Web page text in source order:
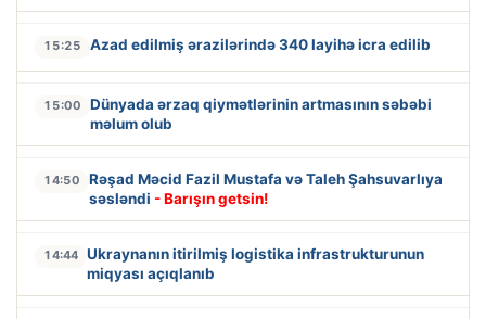
15:25 Azad edilmiş ərazilərində 340 layihə icra edilib
15:00
Dünyada ərzaq qiymətlərinin artmasının səbəbi
məlum olub
14:50
Rəşad Məcid Fazil Mustafa və Taleh Şahsuvarlıya
səsləndi - Barışın getsin!
14:44 Ukraynanın itirilmiş logistika infrastrukturunun
miqyası açıqlanıb